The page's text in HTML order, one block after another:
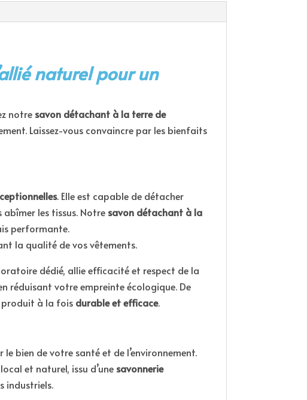
naturel pour un
notre savon détachant à la terre de
Laissez-vous convaincre par les bienfaits
. Elle est capable de détacher
les tissus. Notre savon détachant à la
performante.
la qualité de vos vêtements.
dédié, allie efficacité et respect de la
réduisant votre empreinte écologique. De
produit à la fois durable et efficace.
bien de votre santé et de l’environnement.
et naturel, issu d’une savonnerie
industriels.